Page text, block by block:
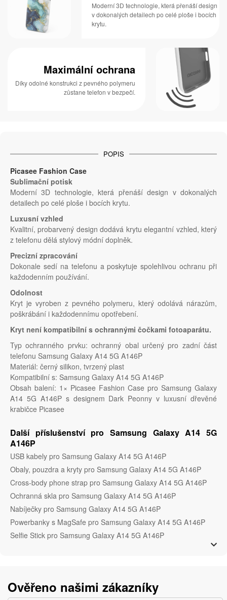
Moderní 3D technologie, která přenáší design
v dokonalých detailech po celé ploše i bocích
krytu.
Maximální ochrana
Díky odolné konstrukci z pevného polymeru
zůstane telefon v bezpečí.
POPIS
Picasee Fashion Case
Sublimační potisk
Moderní 3D technologie, která přenáší design v dokonalých
detailech po celé ploše i bocích krytu.
Luxusní vzhled
Kvalitní, probarvený design dodává krytu elegantní vzhled, který
z telefonu dělá stylový módní doplněk.
Precizní zpracování
Dokonale sedí na telefonu a poskytuje spolehlivou ochranu při
každodenním používání.
Odolnost
Kryt je vyroben z pevného polymeru, který odolává nárazům,
poškrábání i každodennímu opotřebení.
Kryt není kompatibilní s ochrannými čočkami fotoaparátu.
Typ ochranného prvku: ochranný obal určený pro zadní část
telefonu Samsung Galaxy A14 5G A146P
Materiál: černý silikon, tvrzený plast
Kompatibilní s: Samsung Galaxy A14 5G A146P
Obsah balení: 1× Picasee Fashion Case pro Samsung Galaxy
A14 5G A146P s designem Dark Peonny v luxusní dřevěné
krabičce Picasee
Další příslušenství pro Samsung Galaxy A14 5G
A146P
USB kabely pro Samsung Galaxy A14 5G A146P
Obaly, pouzdra a kryty pro Samsung Galaxy A14 5G A146P
Cross-body phone strap pro Samsung Galaxy A14 5G A146P
Ochranná skla pro Samsung Galaxy A14 5G A146P
Nabíječky pro Samsung Galaxy A14 5G A146P
Powerbanky s MagSafe pro Samsung Galaxy A14 5G A146P
Selfie Stick pro Samsung Galaxy A14 5G A146P
Ověřeno našimi zákazníky